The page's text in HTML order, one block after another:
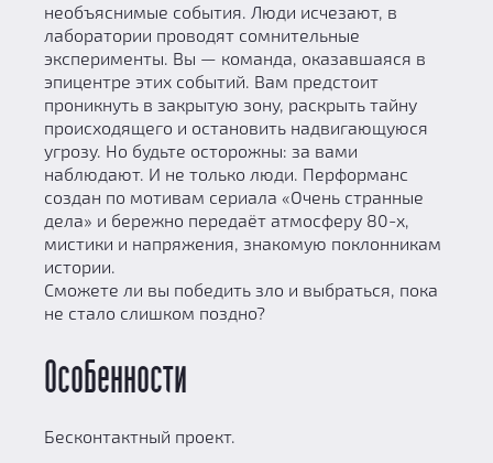
необъяснимые события. Люди исчезают, в
лаборатории проводят сомнительные
эксперименты. Вы — команда, оказавшаяся в
эпицентре этих событий. Вам предстоит
проникнуть в закрытую зону, раскрыть тайну
происходящего и остановить надвигающуюся
угрозу. Но будьте осторожны: за вами
наблюдают. И не только люди. Перформанс
создан по мотивам сериала «Очень странные
дела» и бережно передаёт атмосферу 80-х,
мистики и напряжения, знакомую поклонникам
истории.
Сможете ли вы победить зло и выбраться, пока
не стало слишком поздно?
Особенности
Бесконтактный проект.